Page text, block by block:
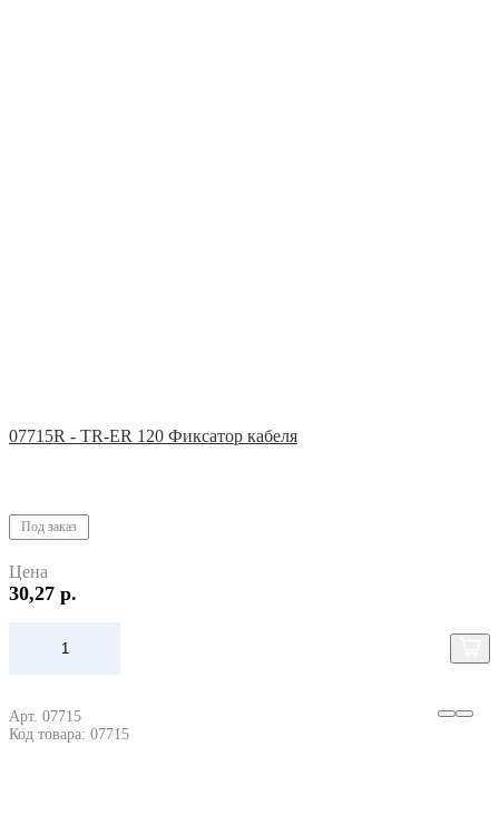
07715R - TR-ER 120 Фиксатор кабеля
Под заказ
Цена
30,27 р.
Арт. 07715
Код товара: 07715